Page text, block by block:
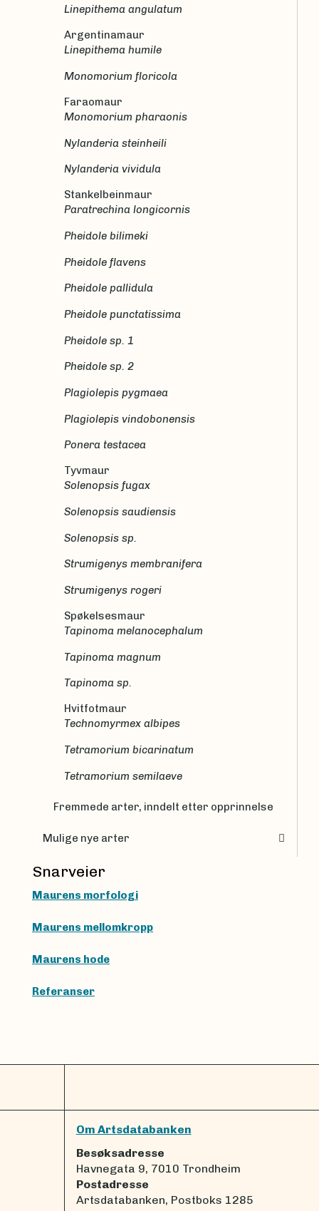
Linepithema angulatum
Argentinamaur
Linepithema humile
Monomorium floricola
Faraomaur
Monomorium pharaonis
Nylanderia steinheili
Nylanderia vividula
Stankelbeinmaur
Paratrechina longicornis
Pheidole bilimeki
Pheidole flavens
Pheidole pallidula
Pheidole punctatissima
Pheidole sp. 1
Pheidole sp. 2
Plagiolepis pygmaea
Plagiolepis vindobonensis
Ponera testacea
Tyvmaur
Solenopsis fugax
Solenopsis saudiensis
Solenopsis sp.
Strumigenys membranifera
Strumigenys rogeri
Spøkelsesmaur
Tapinoma melanocephalum
Tapinoma magnum
Tapinoma sp.
Hvitfotmaur
Technomyrmex albipes
Tetramorium bicarinatum
Tetramorium semilaeve
Fremmede arter, inndelt etter opprinnelse
Mulige nye arter
Snarveier
Maurens morfologi
Maurens mellomkropp
Maurens hode
Referanser
Om Artsdatabanken
Besøksadresse
Havnegata 9, 7010 Trondheim
Postadresse
Artsdatabanken, Postboks 1285